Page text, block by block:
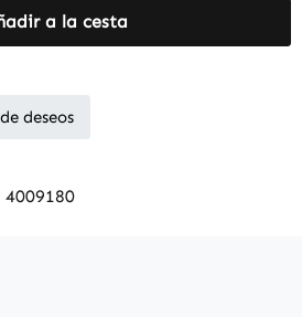
a la cesta
deseos
4009180